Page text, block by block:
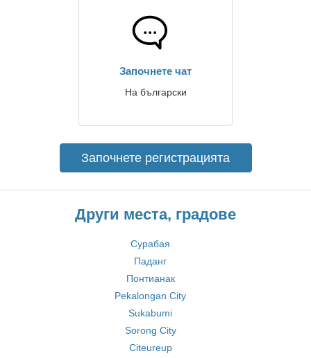
Започнете чат
На български
Започнете регистрацията
Други места, градове
Сурабая
Паданг
Понтианак
Pekalongan City
Sukabumi
Sorong City
Citeureup